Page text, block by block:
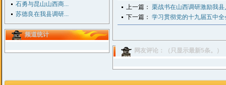
石勇与昆山山西商...
苏德良在我县调研...
频道统计
上一篇： 栗战书在山西调研激励我
下一篇： 学习贯彻党的十九届五中
网友评论：（只显示最新5条。）